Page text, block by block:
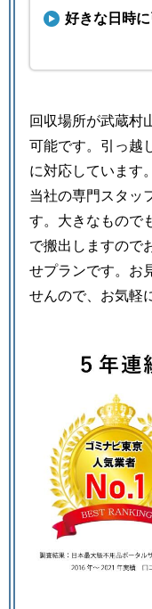
好きな日時
回収場所が武蔵村
可能です。引っ越
に対応しています
当社の専門スタッ
す。大きなもので
で搬出しますので
せプランです。お
せんので、お気軽